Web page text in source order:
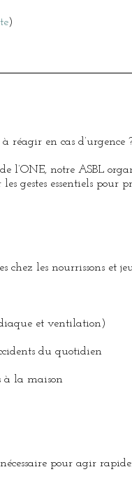
)
réagir en cas d’urgence
l’ONE, notre ASBL
gestes essentiels pour
chez les nourrissons et
et ventilation)
du quotidien
à la maison
pour agir